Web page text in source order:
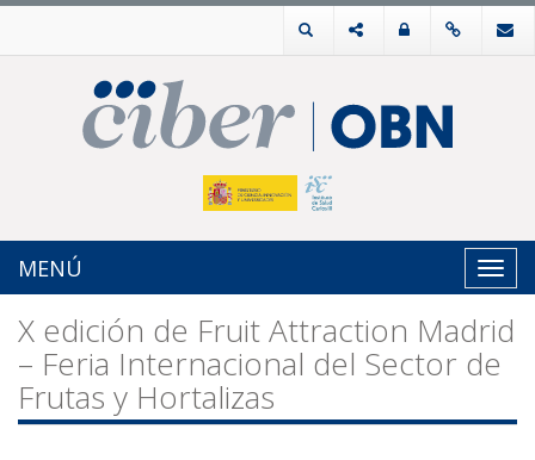
MENÚ
X edición de Fruit Attraction Madrid
– Feria Internacional del Sector de
Frutas y Hortalizas